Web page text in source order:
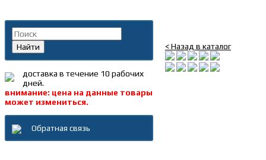
< Назад в каталог
Найти
доставка в течение 10 рабочих
дней.
внимание: цена на данные товары
может измениться.
Обратная связь